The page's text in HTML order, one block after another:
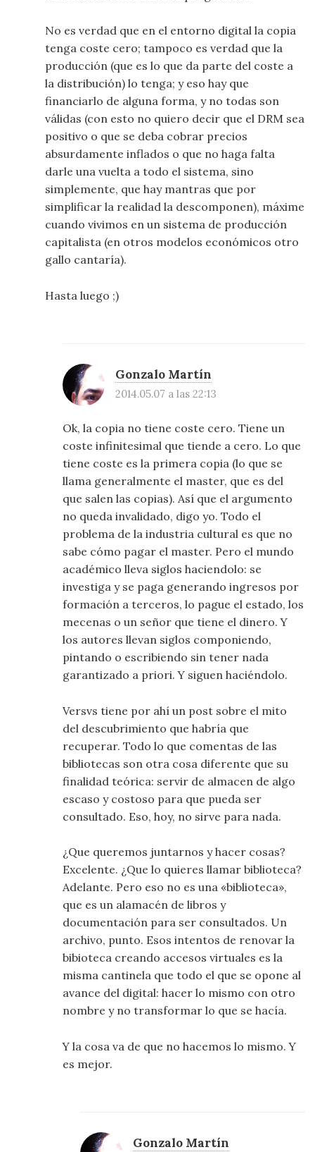
No es verdad que en el entorno digital la copia
tenga coste cero; tampoco es verdad que la
producción (que es lo que da parte del coste a
la distribución) lo tenga; y eso hay que
financiarlo de alguna forma, y no todas son
válidas (con esto no quiero decir que el DRM sea
positivo o que se deba cobrar precios
absurdamente inflados o que no haga falta
darle una vuelta a todo el sistema, sino
simplemente, que hay mantras que por
simplificar la realidad la descomponen), máxime
cuando vivimos en un sistema de producción
capitalista (en otros modelos económicos otro
gallo cantaría).
Hasta luego ;)
Gonzalo Martín
2014.05.07 a las 22:13
Ok, la copia no tiene coste cero. Tiene un
coste infinitesimal que tiende a cero. Lo que
tiene coste es la primera copia (lo que se
llama generalmente el master, que es del
que salen las copias). Así que el argumento
no queda invalidado, digo yo. Todo el
problema de la industria cultural es que no
sabe cómo pagar el master. Pero el mundo
académico lleva siglos haciendolo: se
investiga y se paga generando ingresos por
formación a terceros, lo pague el estado, los
mecenas o un señor que tiene el dinero. Y
los autores llevan siglos componiendo,
pintando o escribiendo sin tener nada
garantizado a priori. Y siguen haciéndolo.
Versvs tiene por ahí un post sobre el mito
del descubrimiento que habría que
recuperar. Todo lo que comentas de las
bibliotecas son otra cosa diferente que su
finalidad teórica: servir de almacen de algo
escaso y costoso para que pueda ser
consultado. Eso, hoy, no sirve para nada.
¿Que queremos juntarnos y hacer cosas?
Excelente. ¿Que lo quieres llamar biblioteca?
Adelante. Pero eso no es una «biblioteca»,
que es un alamacén de libros y
documentación para ser consultados. Un
archivo, punto. Esos intentos de renovar la
bibioteca creando accesos virtuales es la
misma cantinela que todo el que se opone al
avance del digital: hacer lo mismo con otro
nombre y no transformar lo que se hacía.
Y la cosa va de que no hacemos lo mismo. Y
es mejor.
Gonzalo Martín